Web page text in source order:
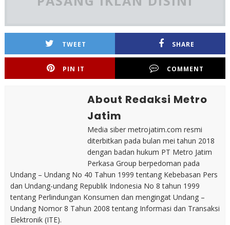
TWEET SHARE
PIN IT COMMENT
About Redaksi Metro
Jatim
Media siber metrojatim.com resmi
diterbitkan pada bulan mei tahun 2018
dengan badan hukum PT Metro Jatim
Perkasa Group berpedoman pada
Undang – Undang No 40 Tahun 1999 tentang Kebebasan Pers
dan Undang-undang Republik Indonesia No 8 tahun 1999
tentang Perlindungan Konsumen dan mengingat Undang –
Undang Nomor 8 Tahun 2008 tentang Informasi dan Transaksi
Elektronik (ITE).